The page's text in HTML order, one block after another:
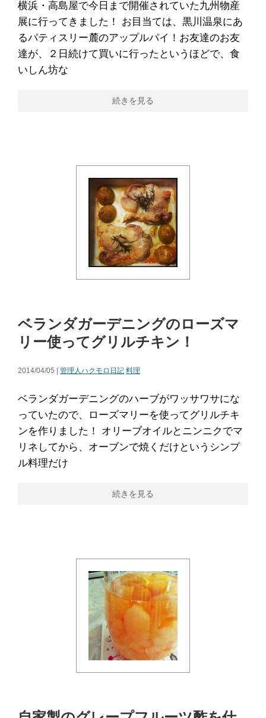
横浜・高島屋で今日まで開催されていた九州物産
展に行ってきました！ お目当ては、黒川温泉にあ
るパティスリー麓のアップルパイ！お友達のお友
達が、２日続けて買いに行ったというほどで、食
いしん坊な
続きを見る
ベランダガーデニングのローズマ
リー使ってグリルチキン！
2014/04/05 | 管理人ハクモロ日記 料理
ベランダガーデニングのハーブがワッサワサにな
っていたので、ローズマリーを使ってグリルチキ
ンを作りました！ オリーブオイルとニンニクでマ
リネしてから、オーブンで焼くだけというシンプ
ル料理だけ
続きを見る